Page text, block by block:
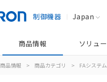
制御機器 Japan
商品情報 ソリュ
商品情報 > 商品カテゴリ > FAシステ